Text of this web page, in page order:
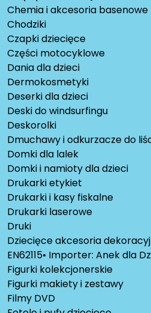
Chemia i akcesoria basenowe
Chodziki
Czapki dziecięce
Części motocyklowe
Dania dla dzieci
Dermokosmetyki
Deserki dla dzieci
Deski do windsurfingu
Deskorolki
Dmuchawy i odkurzacze do
Domki dla lalek
Domki i namioty dla dzieci
Drukarki etykiet
Drukarki i kasy fiskalne
Drukarki laserowe
Druki
Dziecięce akcesoria
EN62115• Importer: Anek dla
Figurki kolekcjonerskie
Figurki makiety i zestawy
Filmy DVD